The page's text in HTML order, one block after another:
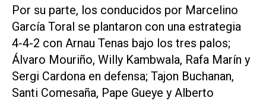
Por su parte, los conducidos por Marcelino
García Toral se plantaron con una estrategia
4-4-2 con Arnau Tenas bajo los tres palos;
Álvaro Mouriño, Willy Kambwala, Rafa Marín y
Sergi Cardona en defensa; Tajon Buchanan,
Santi Comesaña, Pape Gueye y Alberto